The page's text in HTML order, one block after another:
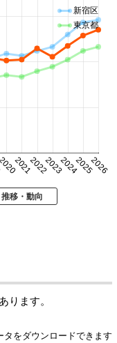
202120222023202420252026
新宿区
東京都
移・動向
ります。
をダウンロードできます